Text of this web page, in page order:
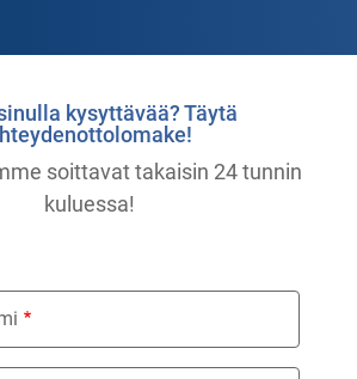
kysyttävää? Täytä
soittavat takaisin 24 tunnin
kuluessa!